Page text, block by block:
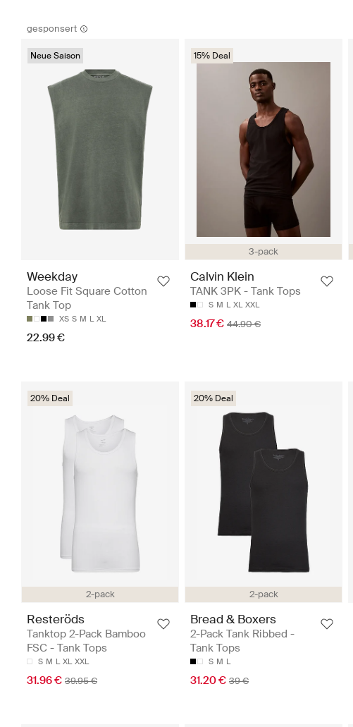
gesponsert
Neue Saison
Weekday
Loose Fit Square Cotton
Tank Top
XS S M L XL
22.99 €
3-pack
15% Deal
Calvin Klein
TANK 3PK - Tank Tops
S M L XL XXL
38.17 € 44.90 €
2-pack
20% Deal
Resteröds
Tanktop 2-Pack Bamboo
FSC - Tank Tops
S M L XL XXL
31.96 € 39.95 €
2-pack
20% Deal
Bread & Boxers
2-Pack Tank Ribbed -
Tank Tops
S M L
31.20 € 39 €